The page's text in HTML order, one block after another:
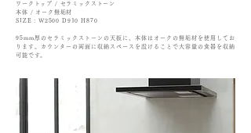
ワークトップ
/ セラミックストーン
本体 / オーク無垢材​​
SIZE : W2500 D910 H870
95mm厚のセラミックストーンの天板に、本体はオークの無垢材を使用してお
ります。カウンターの両面に収納スペースを設けることで大容量の食器を収納
可能です。